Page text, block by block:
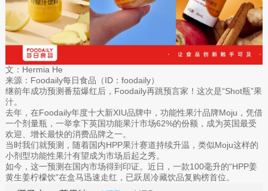
文：Hermia He
来源：Foodaily每日食品（ID：foodaily）
继前年成功预测番茄爆红后，Foodaily再跳预言家！这次是“Shot瓶”果
汁。
去年，在Foodaily年度十大新XIU品牌中，功能性果汁品牌Moju，凭借
一个剂量瓶，一举拿下英国功能果汁市场62%的份额，成为英国最受
欢迎、增长最快的消费品牌之一。
当时我们就预测，随着国内HPP果汁赛道持续升温，类似Moju这样的
小剂型功能性果汁有望成为市场后起之秀。
如今，这一预测在国内市场得到印证。近日，一款100毫升的“HPP姜
黄生姜柠檬饮”在盒马迅速走红，已跃居冷藏饮品复购榜首位。